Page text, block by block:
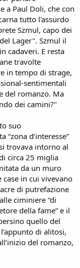
a Paul Doli, che con
tutto l'assurdo
Szmul, capo dei
Lager". Szmul il
cadaveri. E resta
travolte
in tempo di strage,
sentimentali
del romanzo. Ma
dei camini?"
suo
d’interesse”
trovava intorno al
circa 25 miglia
da un muro
in cui vivevano
di putrefazione
ciminiere “di
della fame” e il
quello del
di alitosi,
del romanzo,